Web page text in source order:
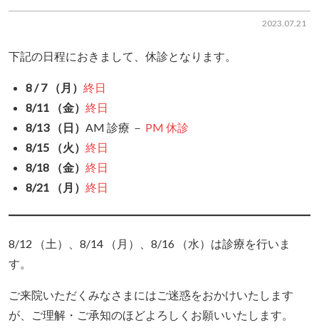
2023.07.21
下記の日程におきまして、休診となります。
8 / 7 （月） 終日
8/11 （金） 終日
8/13 （日） AM 診療 － PM 休診
8/15
（火） 終日
8/18
（金） 終日
8/21
（月） 終日
8/12 （土）、8/14 （月）、8/16 （水）は診療を行いま
す。
ご来院いただくみなさまにはご迷惑をおかけいたします
が、ご理解・ご承知のほどよろしくお願いいたします。